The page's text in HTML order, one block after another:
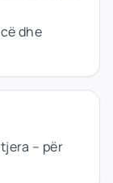
dhe
– për